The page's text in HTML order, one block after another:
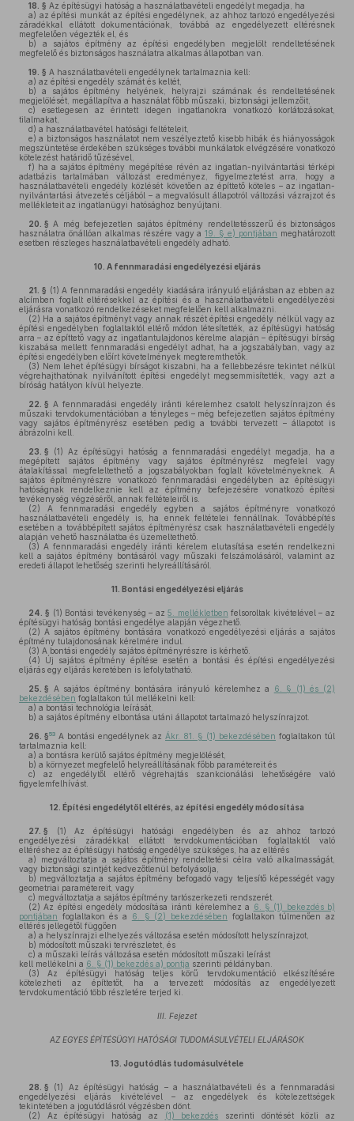
18. § Az építésügyi hatóság a használatbavételi engedélyt megadja, ha
a) az építési munkát az építési engedélynek, az ahhoz tartozó engedélyezési
záradékkal ellátott dokumentációnak, továbbá az engedélyezett eltérésnek
megfelelően végezték el, és
b) a sajátos építmény az építési engedélyben megjelölt rendeltetésének
megfelelő és biztonságos használatra alkalmas állapotban van.
19. § A használatbavételi engedélynek tartalmaznia kell:
a) az építési engedély számát és keltét,
b) a sajátos építmény helyének, helyrajzi számának és rendeltetésének
megjelölését, megállapítva a használat főbb műszaki, biztonsági jellemzőit,
c) esetlegesen az érintett idegen ingatlanokra vonatkozó korlátozásokat,
tilalmakat,
d) a használatbavétel hatósági feltételeit,
e) a biztonságos használatot nem veszélyeztető kisebb hibák és hiányosságok
megszüntetése érdekében szükséges további munkálatok elvégzésére vonatkozó
kötelezést határidő tűzésével,
f) ha a sajátos építmény megépítése révén az ingatlan-nyilvántartási térképi
adatbázis tartalmában változást eredményez, figyelmeztetést arra, hogy a
használatbavételi engedély közlését követően az építtető köteles – az ingatlan-
nyilvántartási átvezetés céljából – a megvalósult állapotról változási vázrajzot és
mellékleteit az ingatlanügyi hatósághoz benyújtani.
20. § A még befejezetlen sajátos építmény rendeltetésszerű és biztonságos
használatra önállóan alkalmas részére vagy a19. § e) pontjában meghatározott
esetben részleges használatbavételi engedély adható.
10. A fennmaradási engedélyezési eljárás
21. § (1) A fennmaradási engedély kiadására irányuló eljárásban az ebben az
alcímben foglalt eltérésekkel az építési és a használatbavételi engedélyezési
eljárásra vonatkozó rendelkezéseket megfelelően kell alkalmazni.
(2) Ha a sajátos építményt vagy annak részét építési engedély nélkül vagy az
építési engedélyben foglaltaktól eltérő módon létesítették, az építésügyi hatóság
arra – az építtető vagy az ingatlantulajdonos kérelme alapján – építésügyi bírság
kiszabása mellett fennmaradási engedélyt adhat, ha a jogszabályban, vagy az
építési engedélyben előírt követelmények megteremthetők.
(3) Nem lehet építésügyi bírságot kiszabni, ha a fellebbezésre tekintet nélkül
végrehajthatónak nyilvánított építési engedélyt megsemmisítették, vagy azt a
bíróság hatályon kívül helyezte.
22. § A fennmaradási engedély iránti kérelemhez csatolt helyszínrajzon és
műszaki tervdokumentációban a tényleges – még befejezetlen sajátos építmény
vagy sajátos építményrész esetében pedig a további tervezett – állapotot is
ábrázolni kell.
23. § (1) Az építésügyi hatóság a fennmaradási engedélyt megadja, ha a
megépített sajátos építmény vagy sajátos építményrész megfelel vagy
átalakítással megfeleltethető a jogszabályokban foglalt követelményeknek. A
sajátos építményrészre vonatkozó fennmaradási engedélyben az építésügyi
hatóságnak rendelkeznie kell az építmény befejezésére vonatkozó építési
tevékenység végzéséről, annak feltételeiről is.
(2) A fennmaradási engedély egyben a sajátos építményre vonatkozó
használatbavételi engedély is, ha ennek feltételei fennállnak. Továbbépítés
esetében a továbbépített sajátos építményrész csak használatbavételi engedély
alapján vehető használatba és üzemeltethető.
(3) A fennmaradási engedély iránti kérelem elutasítása esetén rendelkezni
kell a sajátos építmény bontásáról vagy műszaki felszámolásáról, valamint az
eredeti állapot lehetőség szerinti helyreállításáról.
11. Bontási engedélyezési eljárás
24. § (1) Bontási tevékenység – az5. mellékletben felsoroltak kivételével – az
építésügyi hatóság bontási engedélye alapján végezhető.
(2) A sajátos építmény bontására vonatkozó engedélyezési eljárás a sajátos
építmény tulajdonosának kérelmére indul.
(3) A bontási engedély sajátos építményrészre is kérhető.
(4) Új sajátos építmény építése esetén a bontási és építési engedélyezési
eljárás egy eljárás keretében is lefolytatható.
25. § A sajátos építmény bontására irányuló kérelemhez a
6. § (1) és (2)
bekezdésében foglaltakon túl mellékelni kell:
a) a bontási technológia leírását,
b) a sajátos építmény elbontása utáni állapotot tartalmazó helyszínrajzot.
26. §53 A bontási engedélynek az Ákr. 81. § (1) bekezdésében foglaltakon túl
tartalmaznia kell:
a) a bontásra kerülő sajátos építmény megjelölését,
b) a környezet megfelelő helyreállításának főbb paramétereit és
c) az engedélytől eltérő végrehajtás szankcionálási lehetőségére való
figyelemfelhívást.
12. Építési engedélytől eltérés, az építési engedély módosítása
27. § (1) Az építésügyi hatósági engedélyben és az ahhoz tartozó
engedélyezési záradékkal ellátott tervdokumentációban foglaltaktól való
eltéréshez az építésügyi hatóság engedélye szükséges, ha az eltérés
a) megváltoztatja a sajátos építmény rendeltetési célra való alkalmasságát,
vagy biztonsági szintjét kedvezőtlenül befolyásolja,
b) megváltoztatja a sajátos építmény befogadó vagy teljesítő képességét vagy
geometriai paramétereit, vagy
c) megváltoztatja a sajátos építmény tartószerkezeti rendszerét.
(2) Az építési engedély módosítása iránti kérelemhez a 6. § (1) bekezdés b)
pontjában foglaltakon és a 6. § (2) bekezdésében foglaltakon túlmenően az
eltérés jellegétől függően
a) a helyszínrajzi elhelyezés változása esetén módosított helyszínrajzot,
b) módosított műszaki tervrészletet, és
c) a műszaki leírás változása esetén módosított műszaki leírást
kell mellékelni a 6. § (1) bekezdés a) pontja szerinti példányban.
(3) Az építésügyi hatóság teljes körű tervdokumentáció elkészítésére
kötelezheti az építtetőt, ha a tervezett módosítás az engedélyezett
tervdokumentáció több részletére terjed ki.
III. Fejezet
AZ EGYES ÉPÍTÉSÜGYI HATÓSÁGI TUDOMÁSULVÉTELI ELJÁRÁSOK
13. Jogutódlás tudomásulvétele
28. § (1)
Az építésügyi hatóság – a használatbavételi és a fennmaradási
engedélyezési eljárás kivételével – az engedélyek és kötelezettségek
tekintetében a jogutódlásról végzésben dönt.
(2) Az építésügyi hatóság az (1) bekezdés szerinti döntését közli az